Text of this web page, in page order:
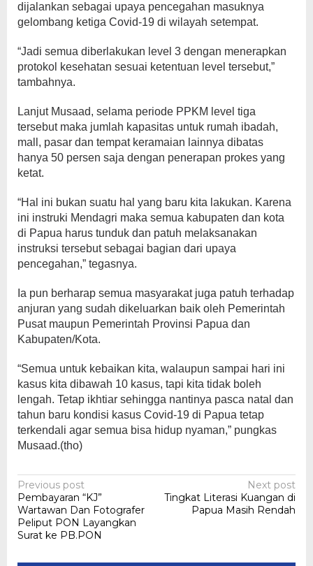
dijalankan sebagai upaya pencegahan masuknya
gelombang ketiga Covid-19 di wilayah setempat.
“Jadi semua diberlakukan level 3 dengan menerapkan
protokol kesehatan sesuai ketentuan level tersebut,”
tambahnya.
Lanjut Musaad, selama periode PPKM level tiga
tersebut maka jumlah kapasitas untuk rumah ibadah,
mall, pasar dan tempat keramaian lainnya dibatas
hanya 50 persen saja dengan penerapan prokes yang
ketat.
“Hal ini bukan suatu hal yang baru kita lakukan. Karena
ini instruki Mendagri maka semua kabupaten dan kota
di Papua harus tunduk dan patuh melaksanakan
instruksi tersebut sebagai bagian dari upaya
pencegahan,” tegasnya.
Ia pun berharap semua masyarakat juga patuh terhadap
anjuran yang sudah dikeluarkan baik oleh Pemerintah
Pusat maupun Pemerintah Provinsi Papua dan
Kabupaten/Kota.
“Semua untuk kebaikan kita, walaupun sampai hari ini
kasus kita dibawah 10 kasus, tapi kita tidak boleh
lengah. Tetap ikhtiar sehingga nantinya pasca natal dan
tahun baru kondisi kasus Covid-19 di Papua tetap
terkendali agar semua bisa hidup nyaman,” pungkas
Musaad.(tho)
Post
navigation
Previous post
Pembayaran “KJ”
Wartawan Dan Fotografer
Peliput PON Layangkan
Surat ke PB.PON
Next post
Tingkat Literasi Kuangan di
Papua Masih Rendah